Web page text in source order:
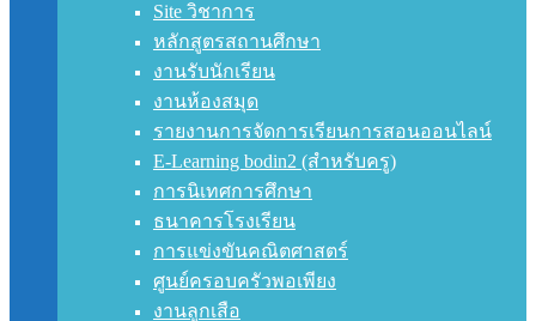
Site วิชาการ
หลักสูตรสถานศึกษา
งานรับนักเรียน
งานห้องสมุด
รายงานการจัดการเรียนการสอนออนไลน์
E-Learning bodin2 (สำหรับครู)
การนิเทศการศึกษา
ธนาคารโรงเรียน
การแข่งขันคณิตศาสตร์
ศูนย์ครอบครัวพอเพียง
งานลูกเสือ